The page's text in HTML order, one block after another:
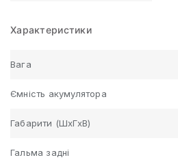
Характеристики
Вага
Ємність акумулятора
Габарити (ШхГхВ)
Гальма задні